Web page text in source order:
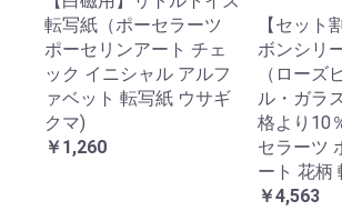
転写紙（ポーセラーツ
ポーセリンアート チェ
ック イニシャル アルフ
ァベット 転写紙 ウサギ
クマ)
￥1,260
【セット
ボンシリ
（ローズ
ル・ガラ
格より10
セラーツ
ート 花柄
￥4,563